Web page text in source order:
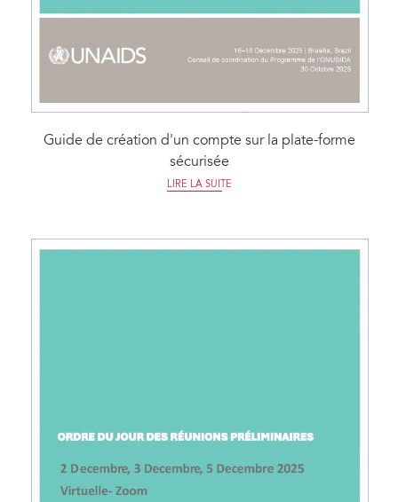
Guide de création d'un compte sur la plate-forme
sécurisée
LIRE LA SUITE